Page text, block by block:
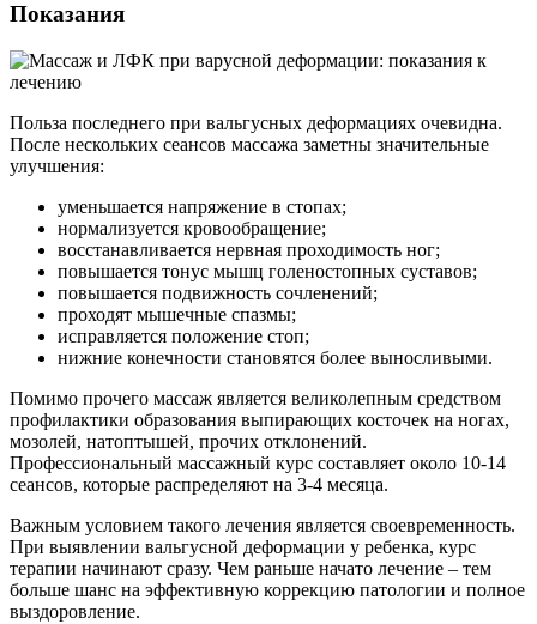
Показания
Польза последнего при вальгусных деформациях очевидна.
После нескольких сеансов массажа заметны значительные
улучшения:
уменьшается напряжение в стопах;
нормализуется кровообращение;
восстанавливается нервная проходимость ног;
повышается тонус мышц голеностопных суставов;
повышается подвижность сочленений;
проходят мышечные спазмы;
исправляется положение стоп;
нижние конечности становятся более выносливыми.
Помимо прочего массаж является великолепным средством
профилактики образования выпирающих косточек на ногах,
мозолей, натоптышей, прочих отклонений.
Профессиональный массажный курс составляет около 10-14
сеансов, которые распределяют на 3-4 месяца.
Важным условием такого лечения является своевременность.
При выявлении вальгусной деформации у ребенка, курс
терапии начинают сразу. Чем раньше начато лечение – тем
больше шанс на эффективную коррекцию патологии и полное
выздоровление.